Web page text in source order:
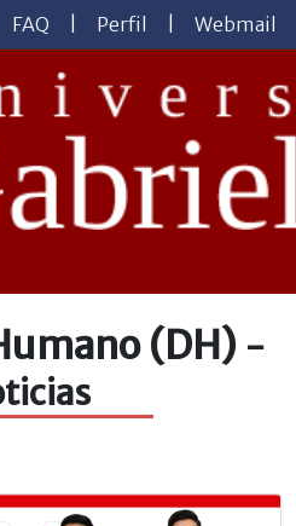
FAQ Perfil Webmail
(DH) -